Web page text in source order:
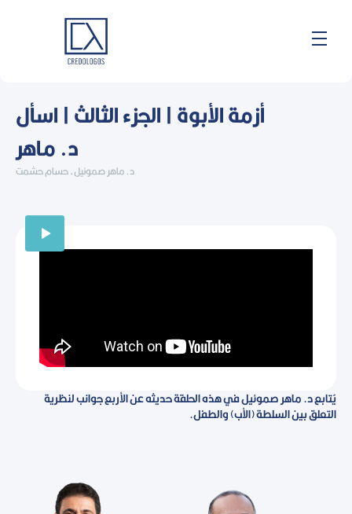
أزمة الأبوة | الجزء الثالث | اسأل
د. ماهر
د. ماهر صموئيل، حسام حشمت
يُتابع د. ماهر صموئيل في هذه الحلقة حديثه عن الأربع جوانب لنظرية
التعلق بين السلطة (الأب) والطفل.